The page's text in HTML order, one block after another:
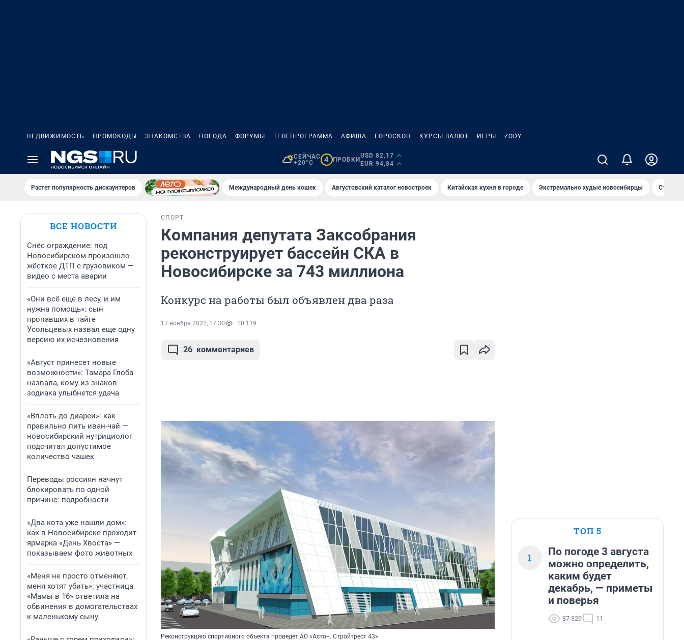
НЕДВИЖИМОСТЬ ПРОМОКОДЫ ЗНАКОМСТВА ПОГОДА ФОРУМЫ ТЕЛЕПРОГРАММА АФИША ГОРОСКОП КУРСЫ ВАЛЮТ ИГРЫ ZODY
СЕЙЧАС
+20°C
4 ПРОБКИ
USD 82,17
EUR 94,84
Растет популярность дискаунтеров Международный день кошек Августовский каталог новостроек Китайская кухня в городе Экстремально худые новосибирцы Старт
ВСЕ НОВОСТИ
Снёс ограждение: под
Новосибирском произошло
жёсткое ДТП с грузовиком —
видео с места аварии
«Они всё еще в лесу, и им
нужна помощь»: сын
пропавших в тайге
Усольцевых назвал еще одну
версию их исчезновения
«Август принесет новые
возможности»: Тамара Глоба
назвала, кому из знаков
зодиака улыбнется удача
«Вплоть до диареи»: как
правильно пить иван-чай —
новосибирский нутрициолог
подсчитал допустимое
количество чашек
Переводы россиян начнут
блокировать по одной
причине: подробности
«Два кота уже нашли дом»:
как в Новосибирске проходит
ярмарка «День Хвоста» —
показываем фото животных
«Меня не просто отменяют,
меня хотят убить»: участница
«Мамы в 16» ответила на
обвинения в домогательствах
к маленькому сыну
СПОРТ
Компания депутата Заксобрания
реконструирует бассейн СКА в
Новосибирске за 743 миллиона
Конкурс на работы был объявлен два раза
17 ноября 2022, 17:30 10 119
26 комментариев
Реконструкцию спортивного объекта проведет АО «Астон. Стройтрест 43»
ТОП 5
1
По погоде 3 августа
можно определить,
каким будет
декабрь, — приметы
и поверья
87 329 11